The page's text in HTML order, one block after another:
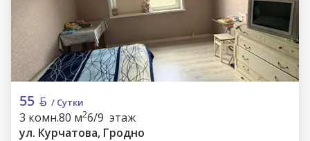
55 / Сутки
3 комн.80 м26/9 этаж
ул. Курчатова, Гродно